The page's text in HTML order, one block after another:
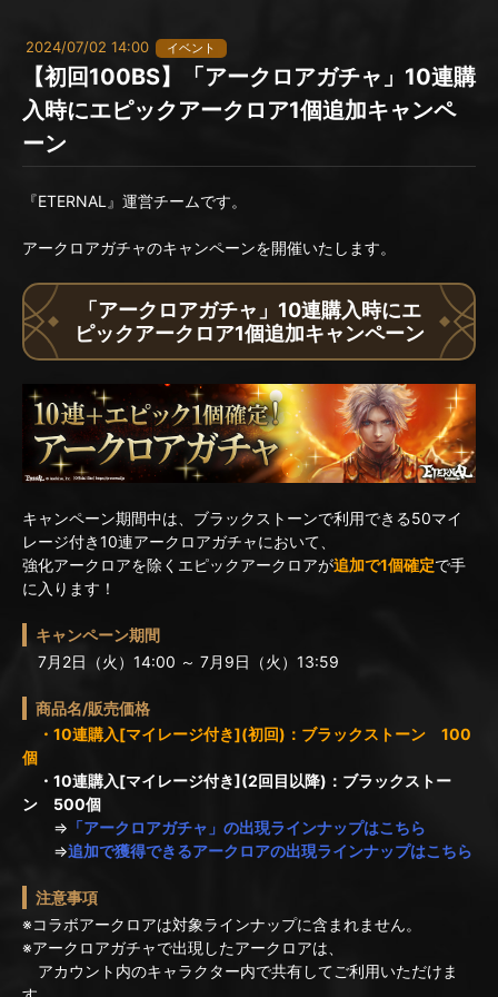
2024/07/02 14:00 イベント
【初回100BS】「アークロアガチャ」10連購
入時にエピックアークロア1個追加キャンペ
ーン
『ETERNAL』運営チームです。
アークロアガチャのキャンペーンを開催いたします。
「アークロアガチャ」10連購入時にエ
ピックアークロア1個追加キャンペーン
キャンペーン期間中は、ブラックストーンで利用できる50マイ
レージ付き10連アークロアガチャにおいて、
強化アークロアを除くエピックアークロアが追加で1個確定で手
に入ります！
キャンペーン期間
7月2日（火）14:00 ～ 7月9日（火）13:59
商品名/販売価格
・10連購入[マイレージ付き](初回)：ブラックストーン 100
個
・10連購入[マイレージ付き](2回目以降)：ブラックストー
ン 500個
⇒ 「アークロアガチャ」の出現ラインナップはこちら
⇒追加で獲得できるアークロアの出現ラインナップはこちら
注意事項
※コラボアークロアは対象ラインナップに含まれません。
※アークロアガチャで出現したアークロアは、
アカウント内のキャラクター内で共有してご利用いただけま